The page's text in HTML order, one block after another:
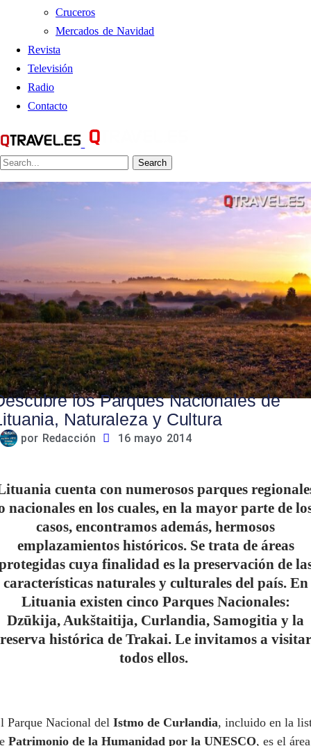
Cruceros
Mercados de Navidad
Revista
Televisión
Radio
Contacto
Search
los Parques Nacionales de
Naturaleza y Cultura
por Redacción 16 mayo 2014
cuenta con numerosos parques
nacionales en los cuales, en la mayor parte de
casos, encontramos además, hermosos
emplazamientos históricos. Se trata de áreas
cuya finalidad es la preservación de
características naturales y culturales del país. En
Lituania existen cinco Parques Nacionales:
Dzūkija, Aukštaitija, Curlandia, Samogitia y la
reserva histórica de Trakai. Le invitamos a visitar
todos ellos.
Parque Nacional del Istmo de Curlandia, incluido en la
Patrimonio de la Humanidad por la UNESCO, es el área